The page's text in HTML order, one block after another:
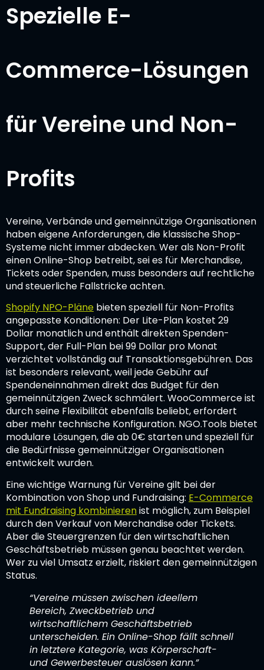
Spezielle E-
Commerce-Lösungen
für Vereine und Non-
Profits
Vereine, Verbände und gemeinnützige Organisationen
haben eigene Anforderungen, die klassische Shop-
Systeme nicht immer abdecken. Wer als Non-Profit
einen Online-Shop betreibt, sei es für Merchandise,
Tickets oder Spenden, muss besonders auf rechtliche
und steuerliche Fallstricke achten.
Shopify NPO-Pläne bieten speziell für Non-Profits
angepasste Konditionen: Der Lite-Plan kostet 29
Dollar monatlich und enthält direkten Spenden-
Support, der Full-Plan bei 99 Dollar pro Monat
verzichtet vollständig auf Transaktionsgebühren. Das
ist besonders relevant, weil jede Gebühr auf
Spendeneinnahmen direkt das Budget für den
gemeinnützigen Zweck schmälert. WooCommerce ist
durch seine Flexibilität ebenfalls beliebt, erfordert
aber mehr technische Konfiguration. NGO.Tools bietet
modulare Lösungen, die ab 0€ starten und speziell für
die Bedürfnisse gemeinnütziger Organisationen
entwickelt wurden.
Eine wichtige Warnung für Vereine gilt bei der
Kombination von Shop und Fundraising: E-Commerce
mit Fundraising kombinierenist möglich, zum Beispiel
durch den Verkauf von Merchandise oder Tickets.
Aber die Steuergrenzen für den wirtschaftlichen
Geschäftsbetrieb müssen genau beachtet werden.
Wer zu viel Umsatz erzielt, riskiert den gemeinnützigen
Status.
“Vereine müssen zwischen ideellem
Bereich, Zweckbetrieb und
wirtschaftlichem Geschäftsbetrieb
unterscheiden. Ein Online-Shop fällt schnell
in letztere Kategorie, was Körperschaft-
und Gewerbesteuer auslösen kann.”